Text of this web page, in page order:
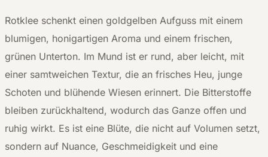
Rotklee schenkt einen goldgelben Aufguss mit einem
blumigen, honigartigen Aroma und einem frischen,
grünen Unterton. Im Mund ist er rund, aber leicht, mit
einer samtweichen Textur, die an frisches Heu, junge
Schoten und blühende Wiesen erinnert. Die Bitterstoffe
bleiben zurückhaltend, wodurch das Ganze offen und
ruhig wirkt. Es ist eine Blüte, die nicht auf Volumen setzt,
sondern auf Nuance, Geschmeidigkeit und eine